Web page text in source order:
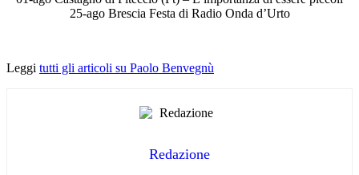
25-ago Brescia Festa di Radio Onda d’Urto
Leggi tutti gli articoli su Paolo Benvegnù
Redazione